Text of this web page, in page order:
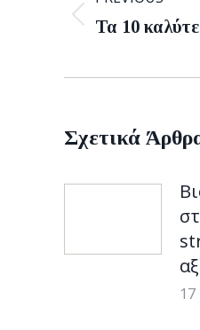
Previous
Τα 10
Σχετικά